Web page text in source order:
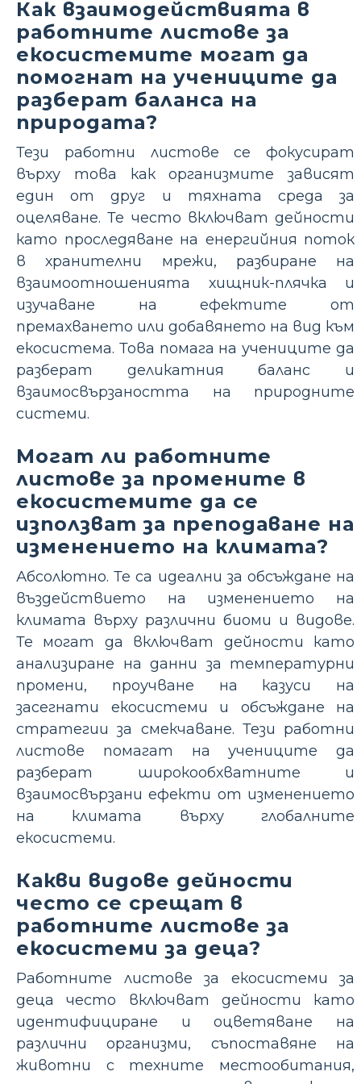
Как взаимодействията в
работните листове за
екосистемите могат да
помогнат на учениците да
разберат баланса на
природата?
Тези работни листове се фокусират
върху това как организмите зависят
един от друг и тяхната среда за
оцеляване. Те често включват дейности
като проследяване на енергийния поток
в хранителни мрежи, разбиране на
взаимоотношенията хищник-плячка и
изучаване на ефектите от
премахването или добавянето на вид към
екосистема. Това помага на учениците да
разберат деликатния баланс и
взаимосвързаността на природните
системи.
Могат ли работните
листове за промените в
екосистемите да се
използват за преподаване на
изменението на климата?
Абсолютно. Те са идеални за обсъждане на
въздействието на изменението на
климата върху различни биоми и видове.
Те могат да включват дейности като
анализиране на данни за температурни
промени, проучване на казуси на
засегнати екосистеми и обсъждане на
стратегии за смекчаване. Тези работни
листове помагат на учениците да
разберат широкообхватните и
взаимосвързани ефекти от изменението
на климата върху глобалните
екосистеми.
Какви видове дейности
често се срещат в
работните листове за
екосистеми за деца?
Работните листове за екосистеми за
деца често включват дейности като
идентифициране и оцветяване на
различни организми, съпоставяне на
животни с техните местообитания,